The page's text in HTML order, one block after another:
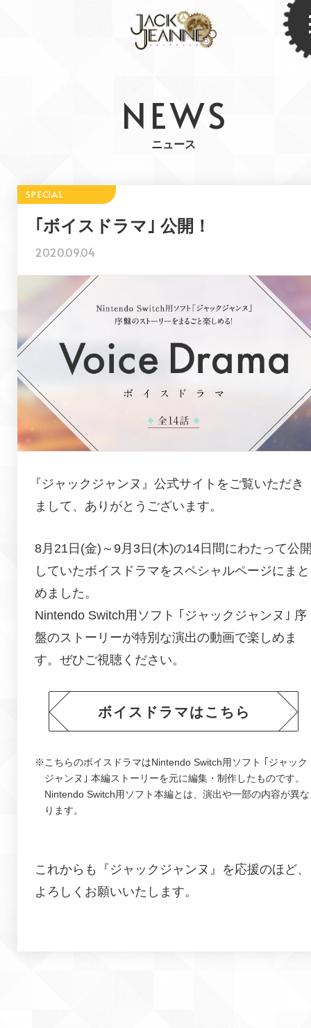
NEWS
ニュース
｢ボイスドラマ｣ 公開！
2020.09.04
『 ジャックジャンヌ 』公式サイトをご覧いただき
まして、ありがとうございます。
8月21日(金)～9月3日(木)の14日間にわたって公
していたボイスドラマをスペシャルページにまと
めました。
Nintendo Switch用ソフト ｢ ジャックジャンヌ ｣ 序
盤のストーリーが特別な演出の動画で楽しめま
す。 ぜひご視聴ください。
ボイスドラマはこちら
※こちらのボイスドラマはNintendo Switch用ソフト ｢ ジャック
ジャンヌ ｣ 本編ストーリーを元に編集・制作したものです。
Nintendo Switch用ソフト本編とは、演出や一部の内容が異な
ります。
これからも『 ジャックジャンヌ 』を応援のほど、
よろしくお願いいたします。